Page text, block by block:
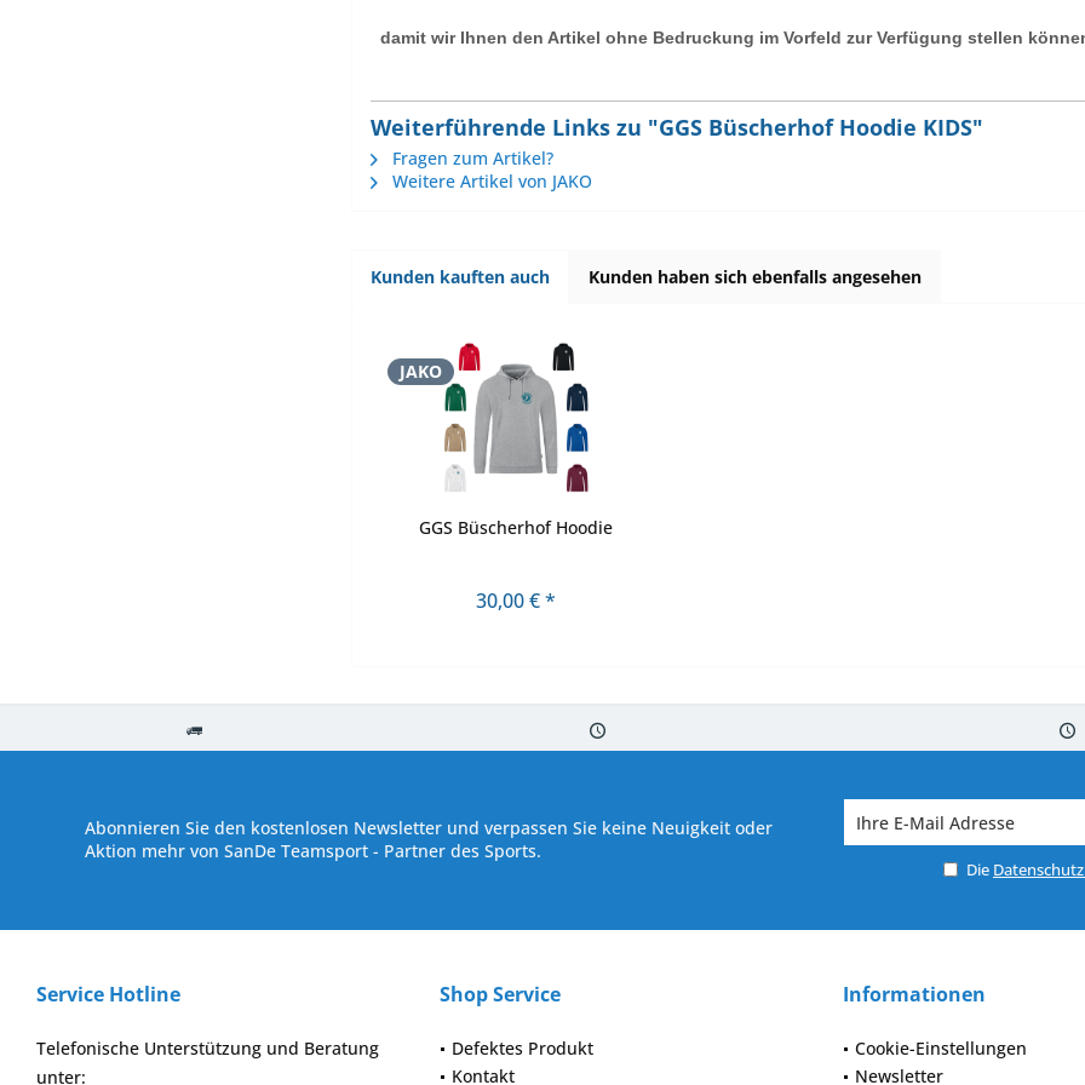
damit wir Ihnen den Artikel ohne Bedruckung im Vorfeld zur Verfügung stellen
Weiterführende Links zu "GGS Büscherhof Hoodie KIDS"
Fragen zum Artikel?
Weitere Artikel von JAKO
Kunden kauften auch Kunden haben sich ebenfalls angesehen
JAKO
GGS Büscherhof Hoodie
30,00 € *
Abonnieren Sie den kostenlosen Newsletter und verpassen Sie keine Neuigkeit oder
Aktion mehr von SanDe Teamsport - Partner des Sports.
Die
Service Hotline
Telefonische Unterstützung und Beratung
unter:
Shop Service
Defektes Produkt
Kontakt
Informationen
Cookie-Einstellungen
Newsletter